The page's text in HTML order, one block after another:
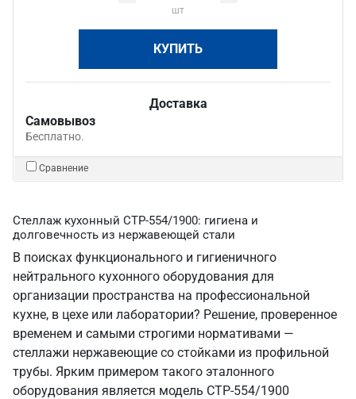
шт
КУПИТЬ
Доставка
Самовывоз
Бесплатно.
Сравнение
Стеллаж кухонный СТР-554/1900: гигиена и
долговечность из нержавеющей стали
В поисках функционального и гигиеничного
нейтрального кухонного оборудования для
организации пространства на профессиональной
кухне, в цехе или лаборатории? Решение, проверенное
временем и самыми строгими нормативами —
стеллажи нержавеющие со стойками из профильной
трубы. Ярким примером такого эталонного
оборудования является модель СТР-554/1900